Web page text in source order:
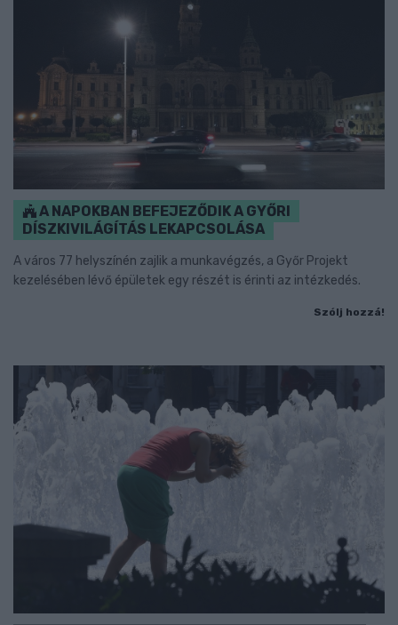
A NAPOKBAN BEFEJEZŐDIK A GYŐRI
DÍSZKIVILÁGÍTÁS LEKAPCSOLÁSA
A város 77 helyszínén zajlik a munkavégzés, a Győr Projekt
kezelésében lévő épületek egy részét is érinti az intézkedés.
Szólj hozzá!